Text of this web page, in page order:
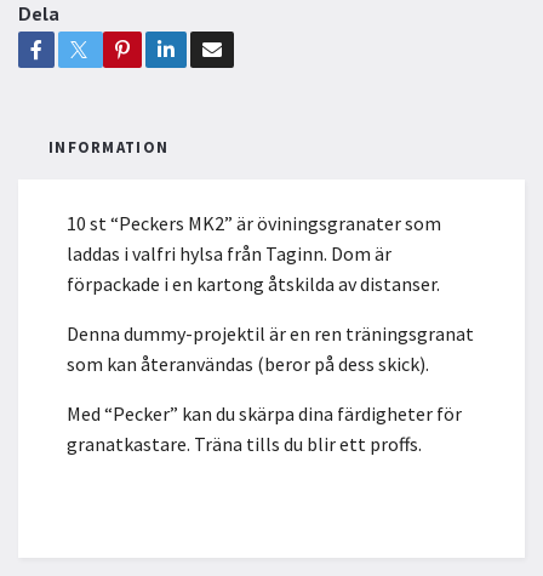
Dela
INFORMATION
10 st “Peckers MK2” är öviningsgranater som
laddas i valfri hylsa från Taginn. Dom är
förpackade i en kartong åtskilda av distanser.
Denna dummy-projektil är en ren träningsgranat
som kan återanvändas (beror på dess skick).
Med “Pecker” kan du skärpa dina färdigheter för
granatkastare. Träna tills du blir ett proffs.